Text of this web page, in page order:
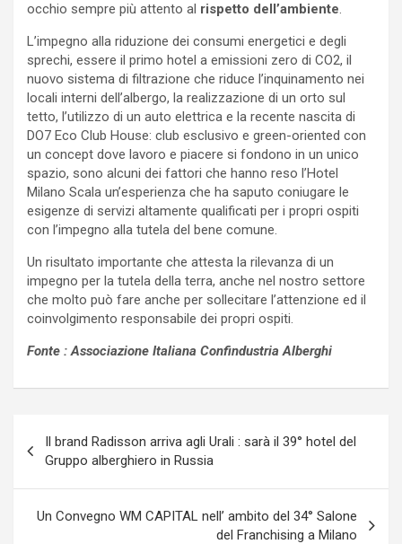
occhio sempre più attento al rispetto dell’ambiente.
L’impegno alla riduzione dei consumi energetici e degli
sprechi, essere il primo hotel a emissioni zero di CO2, il
nuovo sistema di filtrazione che riduce l’inquinamento nei
locali interni dell’albergo, la realizzazione di un orto sul
tetto, l’utilizzo di un auto elettrica e la recente nascita di
DO7 Eco Club House: club esclusivo e green-oriented con
un concept dove lavoro e piacere si fondono in un unico
spazio, sono alcuni dei fattori che hanno reso l’Hotel
Milano Scala un’esperienza che ha saputo coniugare le
esigenze di servizi altamente qualificati per i propri ospiti
con l’impegno alla tutela del bene comune.
Un risultato importante che attesta la rilevanza di un
impegno per la tutela della terra, anche nel nostro settore
che molto può fare anche per sollecitare l’attenzione ed il
coinvolgimento responsabile dei propri ospiti.
Fonte :Associazione Italiana Confindustria Alberghi
articoli
Il brand Radisson arriva agli Urali : sarà il 39° hotel del
Gruppo alberghiero in Russia
Un Convegno WM CAPITAL nell’ ambito del 34° Salone
del Franchising a Milano